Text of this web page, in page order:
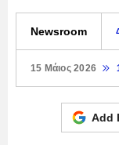
Newsroom
15 Μάιος 2026
Add